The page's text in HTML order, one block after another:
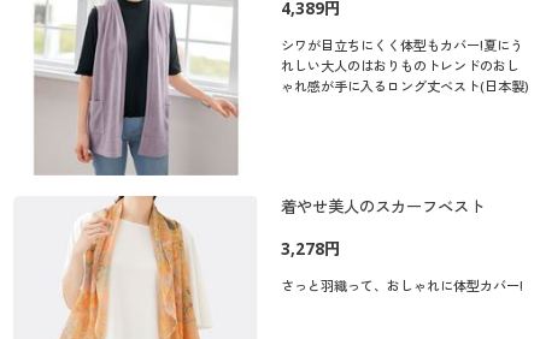
4,389円
シワが目立ちにくく体型もカバー!夏にう
れしい大人のはおりものトレンドのおし
ゃれ感が手に入るロング丈ベスト(日本製)
着やせ美人のスカーフベスト
3,278円
さっと羽織って、おしゃれに体型カバー!